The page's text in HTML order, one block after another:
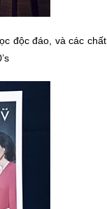
độc đáo, và các chất